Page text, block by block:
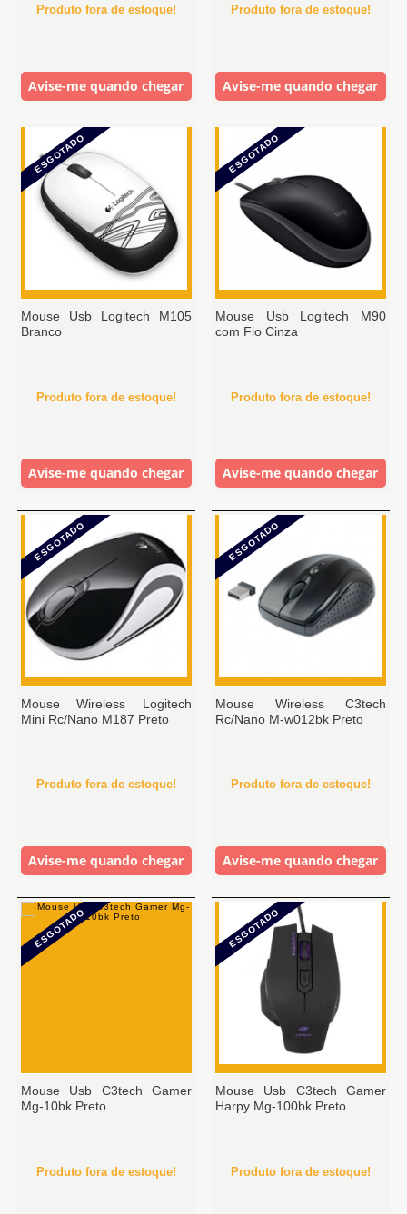
Produto fora de estoque!
Avise-me quando chegar
Produto fora de estoque!
Avise-me quando chegar
ESGOTADO
Mouse Usb Logitech M105
Branco
Produto fora de estoque!
Avise-me quando chegar
ESGOTADO
Mouse Usb Logitech M90
com Fio Cinza
Produto fora de estoque!
Avise-me quando chegar
ESGOTADO
Mouse Wireless Logitech
Mini Rc/Nano M187 Preto
Produto fora de estoque!
Avise-me quando chegar
ESGOTADO
Mouse Wireless C3tech
Rc/Nano M-w012bk Preto
Produto fora de estoque!
Avise-me quando chegar
ESGOTADO
Mouse Usb C3tech Gamer
Mg-10bk Preto
Produto fora de estoque!
ESGOTADO
Mouse Usb C3tech Gamer
Harpy Mg-100bk Preto
Produto fora de estoque!